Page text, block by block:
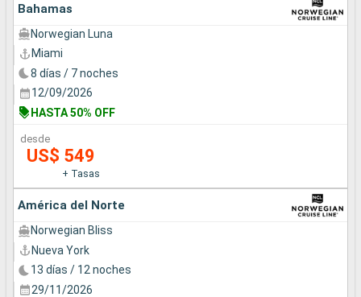
Bahamas
Norwegian Luna
Miami
8 días / 7 noches
12/09/2026
HASTA 50% OFF
desde
US$ 549
+ Tasas
América del Norte
Norwegian Bliss
Nueva York
13 días / 12 noches
29/11/2026